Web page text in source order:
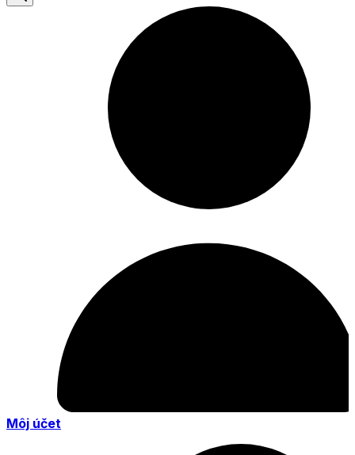
Môj účet